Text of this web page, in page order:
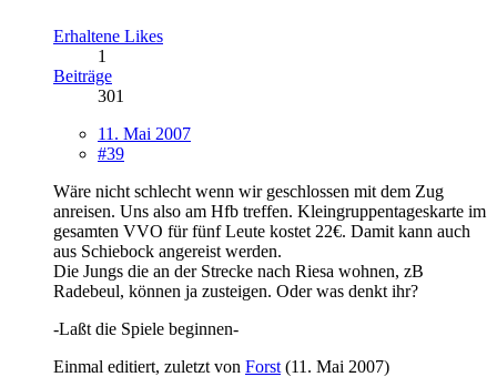
Erhaltene Likes
1
Beiträge
301
11. Mai 2007
#39
Wäre nicht schlecht wenn wir geschlossen mit dem Zug
anreisen. Uns also am Hfb treffen. Kleingruppentageskarte im
gesamten VVO für fünf Leute kostet 22€. Damit kann auch
aus Schiebock angereist werden.
Die Jungs die an der Strecke nach Riesa wohnen, zB
Radebeul, können ja zusteigen. Oder was denkt ihr?
-Laßt die Spiele beginnen-
Einmal editiert, zuletzt von Forst (11. Mai 2007)